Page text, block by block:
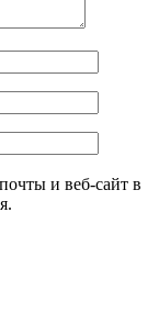
и веб-сайт в